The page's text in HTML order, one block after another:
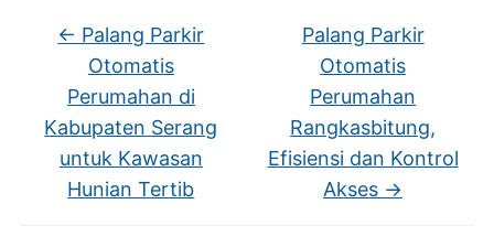
← Palang Parkir
Otomatis
Perumahan di
Kabupaten Serang
untuk Kawasan
Hunian Tertib
Palang Parkir
Otomatis
Perumahan
Rangkasbitung,
Efisiensi dan Kontrol
Akses →